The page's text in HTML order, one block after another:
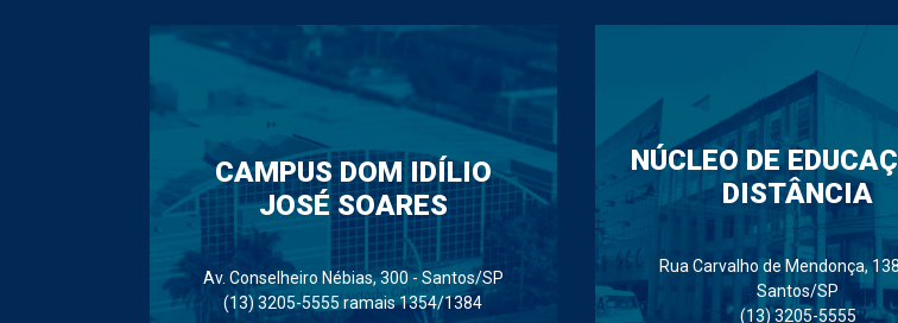
CAMPUS DOM IDÍLIO
JOSÉ SOARES
Av. Conselheiro Nébias, 300 - Santos/SP
(13) 3205-5555 ramais 1354/1384
NÚCLEO DE
DISTÂNCIA
Rua Carvalho de Mendonça,
Santos/SP
(13) 3205-5555